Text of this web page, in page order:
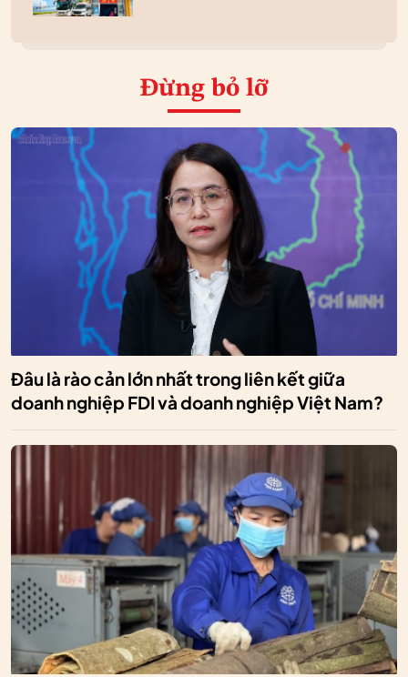
Đừng bỏ lỡ
Đâu là rào cản lớn nhất trong liên kết giữa
doanh nghiệp FDI và doanh nghiệp Việt Nam?